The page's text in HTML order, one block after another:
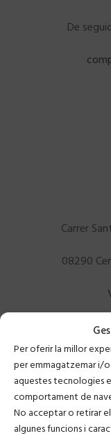
Per oferir la millor
per emmagatzemar i/
aquestes tecnologies
comportament de
No acceptar o retirar
algunes funcions i
De
Carrer
08290